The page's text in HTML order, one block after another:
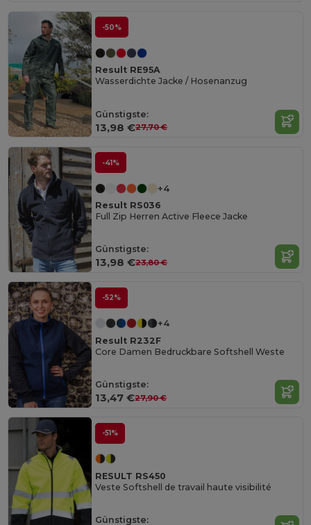
-50%
Result RE95A
Wasserdichte Jacke / Hosenanzug
Günstigste:
13,98 €27,70 €
-41%
+4
Result RS036
Full Zip Herren Active Fleece Jacke
Günstigste:
13,98 €23,80 €
-52%
+4
Result R232F
Core Damen Bedruckbare Softshell Weste
Günstigste:
13,47 €27,90 €
-51%
RESULT RS450
Veste Softshell de travail haute visibilité
Günstigste: